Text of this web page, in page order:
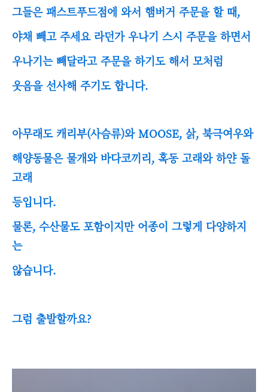
그들은 패스트푸드점에 와서 햄버거 주문을 할 때,
야채 빼고 주세요 라던가 우나기 스시 주문을 하면서
우나기는 빼달라고 주문을 하기도 해서 모처럼
웃음을 선사해 주기도 합니다.
아무래도 캐리부(사슴류)와 MOOSE, 삵, 북극여우와
해양동물은 물개와 바다코끼리, 혹동 고래와 하얀 돌
고래
등입니다.
물론, 수산물도 포함이지만 어종이 그렇게 다양하지
는
않습니다.
그럼 출발할까요?